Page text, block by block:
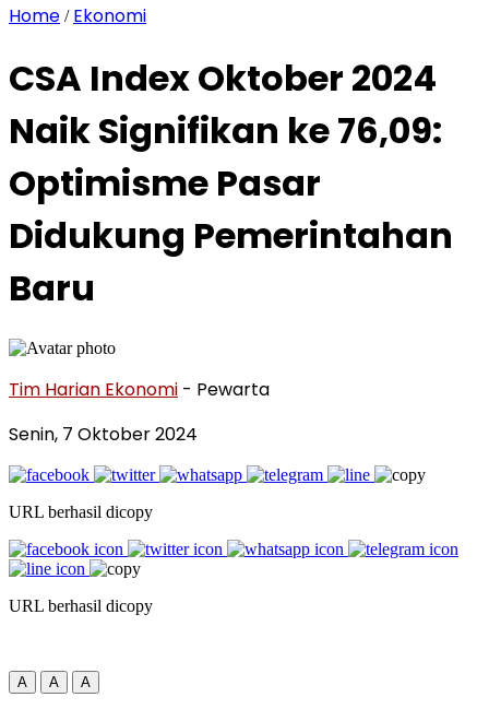
Home / Ekonomi
CSA Index Oktober 2024
Naik Signifikan ke 76,09:
Optimisme Pasar
Didukung Pemerintahan
Baru
Tim Harian Ekonomi - Pewarta
Senin, 7 Oktober 2024
URL berhasil dicopy
URL berhasil dicopy
A A A